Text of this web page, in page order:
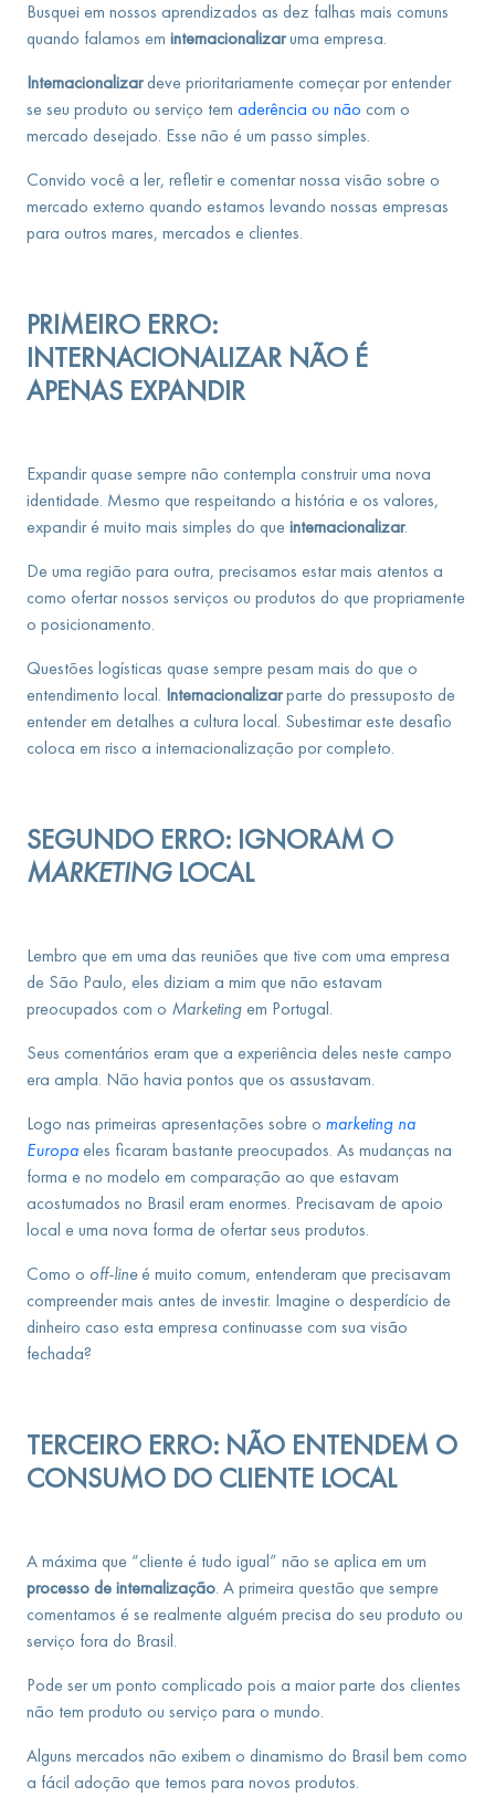
Busquei em nossos aprendizados as dez falhas mais comuns
quando falamos em internacionalizaruma empresa.
Internacionalizardeve prioritariamente começar por entender
se seu produto ou serviço tem aderência ou não com o
mercado desejado. Esse não é um passo simples.
Convido você a ler, refletir e comentar nossa visão sobre o
mercado externo quando estamos levando nossas empresas
para outros mares, mercados e clientes.
PRIMEIRO ERRO:
INTERNACIONALIZAR NÃO É
APENAS EXPANDIR
Expandir quase sempre não contempla construir uma nova
identidade. Mesmo que respeitando a história e os valores,
expandir é muito mais simples do que internacionalizar.
De uma região para outra, precisamos estar mais atentos a
como ofertar nossos serviços ou produtos do que propriamente
o posicionamento.
Questões logísticas quase sempre pesam mais do que o
entendimento local. Internacionalizarparte do pressuposto de
entender em detalhes a cultura local. Subestimar este desafio
coloca em risco a internacionalização por completo.
SEGUNDO ERRO: IGNORAM O
MARKETINGLOCAL
Lembro que em uma das reuniões que tive com uma empresa
de São Paulo, eles diziam a mim que não estavam
preocupados com o Marketing em Portugal.
Seus comentários eram que a experiência deles neste campo
era ampla. Não havia pontos que os assustavam.
Logo nas primeiras apresentações sobre o marketing na
Europa eles ficaram bastante preocupados. As mudanças na
forma e no modelo em comparação ao que estavam
acostumados no Brasil eram enormes. Precisavam de apoio
local e uma nova forma de ofertar seus produtos.
Como o off-lineé muito comum, entenderam que precisavam
compreender mais antes de investir. Imagine o desperdício de
dinheiro caso esta empresa continuasse com sua visão
fechada?
TERCEIRO ERRO: NÃO ENTENDEM O
CONSUMO DO CLIENTE LOCAL
A máxima que “cliente é tudo igual” não se aplica em um
processo de internalização. A primeira questão que sempre
comentamos é se realmente alguém precisa do seu produto ou
serviço fora do Brasil.
Pode ser um ponto complicado pois a maior parte dos clientes
não tem produto ou serviço para o mundo.
Alguns mercados não exibem o dinamismo do Brasil bem como
a fácil adoção que temos para novos produtos.